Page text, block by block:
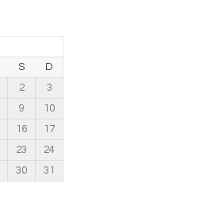
S
D
2
3
9
10
16
17
23
24
30 31